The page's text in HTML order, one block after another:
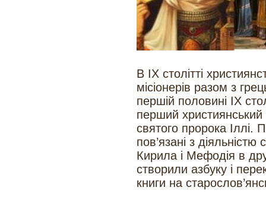
В ІХ столітті
місіонерів разом з
першій половині ІХ
перший
святого пророка Іллі.
пов’язані з діяльністю
Кирила і Мефодія в
створили азбуку і
книги на